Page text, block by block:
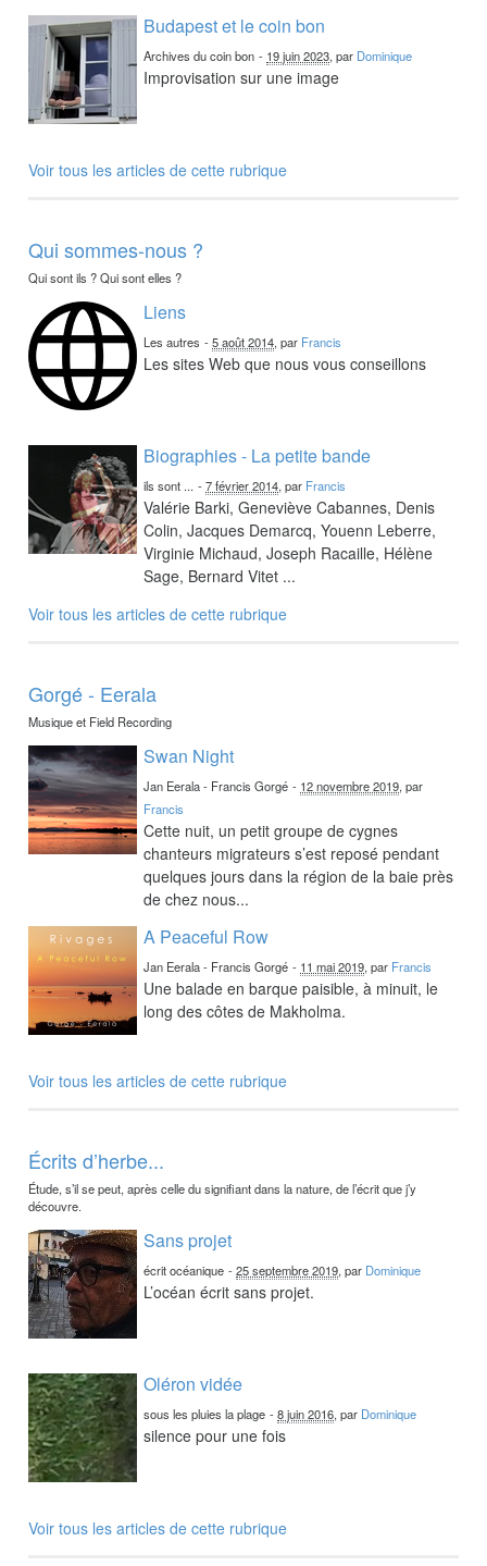
Budapest et le coin bon
Archives du coin bon - 19 juin 2023, par Dominique
Improvisation sur une image
Voir tous les articles de cette rubrique
Qui sommes-nous ?
Qui sont ils ? Qui sont elles ?
Liens
Les autres -5 août 2014, par Francis
Les sites Web que nous vous conseillons
Biographies - La petite bande
ils sont ... -7 février 2014, par Francis
Valérie Barki, Geneviève Cabannes, Denis
Colin, Jacques Demarcq, Youenn Leberre,
Virginie Michaud, Joseph Racaille, Hélène
Sage, Bernard Vitet ...
Voir tous les articles de cette rubrique
Gorgé - Eerala
Musique et Field Recording
Swan Night
Jan Eerala - Francis Gorgé - 12 novembre 2019, par
Francis
Cette nuit, un petit groupe de cygnes
chanteurs migrateurs s’est reposé pendant
quelques jours dans la région de la baie près
de chez nous...
A Peaceful Row
Jan Eerala - Francis Gorgé - 11 mai 2019, par Francis
Une balade en barque paisible, à minuit, le
long des côtes de Makholma.
Voir tous les articles de cette rubrique
Écrits d’herbe...
Étude, s’il se peut, après celle du signifiant dans la nature, de l’écrit que j’y
découvre.
Sans projet
écrit océanique -25 septembre 2019, par Dominique
L’océan écrit sans projet.
Oléron vidée
sous les pluies la plage -8 juin 2016, par Dominique
silence pour une fois
Voir tous les articles de cette rubrique